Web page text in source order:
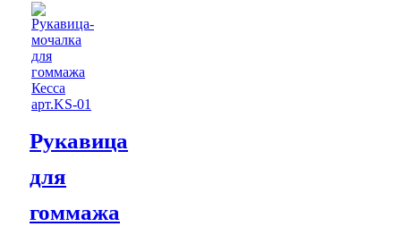
Рукавица
для
гоммажа